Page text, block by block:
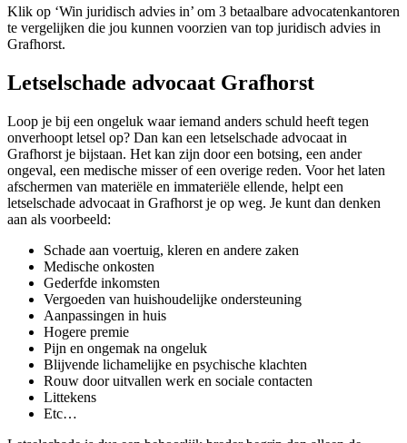
Klik op ‘Win juridisch advies in’ om 3 betaalbare advocatenkantoren
te vergelijken die jou kunnen voorzien van top juridisch advies in
Grafhorst.
Letselschade advocaat Grafhorst
Loop je bij een ongeluk waar iemand anders schuld heeft tegen
onverhoopt letsel op? Dan kan een letselschade advocaat in
Grafhorst je bijstaan. Het kan zijn door een botsing, een ander
ongeval, een medische misser of een overige reden. Voor het laten
afschermen van materiële en immateriële ellende, helpt een
letselschade advocaat in Grafhorst je op weg. Je kunt dan denken
aan als voorbeeld:
Schade aan voertuig, kleren en andere zaken
Medische onkosten
Gederfde inkomsten
Vergoeden van huishoudelijke ondersteuning
Aanpassingen in huis
Hogere premie
Pijn en ongemak na ongeluk
Blijvende lichamelijke en psychische klachten
Rouw door uitvallen werk en sociale contacten
Littekens
Etc…